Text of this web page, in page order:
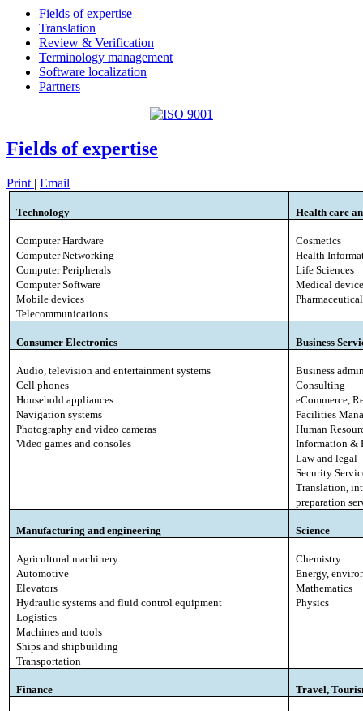
Fields of expertise
Translation
Review & Verification
Terminology management
Software localization
Partners
Fields of expertise
Print | Email
Technology Health care
Computer Hardware
Computer Networking
Computer Peripherals
Computer Software
Mobile devices
Telecommunications
Cosmetics
Health
Life Sciences
Medical
Consumer Electronics Business
Audio, television and entertainment systems
Cell phones
Household appliances
Navigation systems
Photography and video cameras
Video games and consoles
Business
Consulting
eCommerce,
Facilities
Human
Information &
Law and legal
Security
Translation,
preparation
Manufacturing and engineering Science
Agricultural machinery
Automotive
Elevators
Hydraulic systems and fluid control equipment
Logistics
Machines and tools
Ships and shipbuilding
Transportation
Chemistry
Energy,
Mathematics
Physics
Finance Travel,